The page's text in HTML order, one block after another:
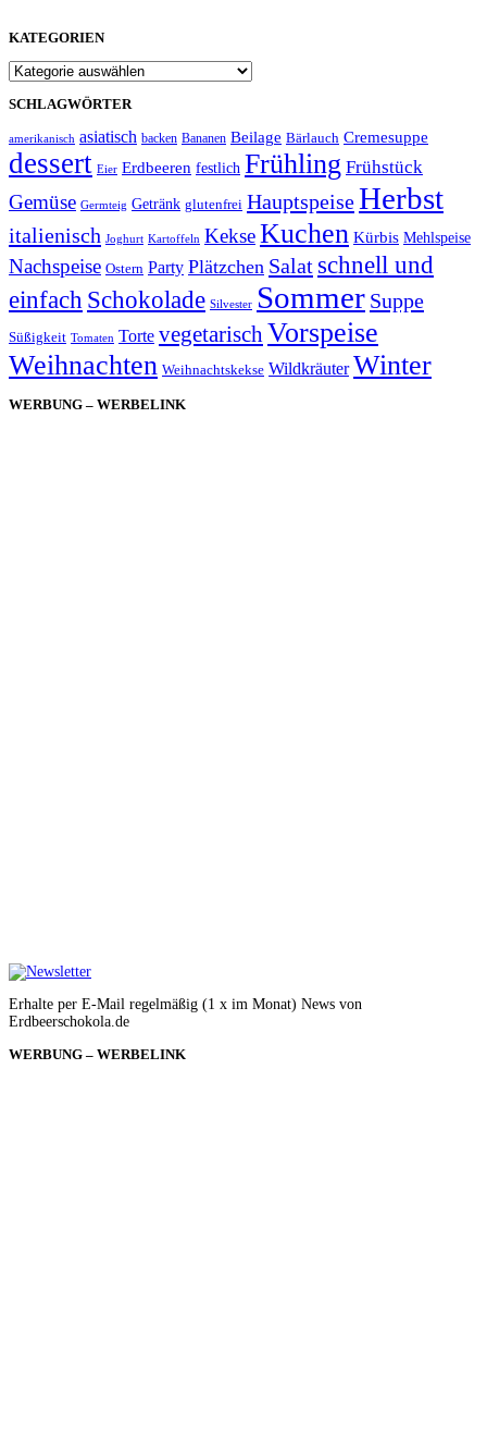
KATEGORIEN
Kategorien
SCHLAGWÖRTER
amerikanisch asiatisch backen Bananen Beilage Bärlauch Cremesuppe
dessert Eier Erdbeeren festlich Frühling Frühstück
Gemüse Germteig Getränk glutenfrei HauptspeiseHerbst
italienisch Joghurt Kartoffeln KekseKuchen Kürbis Mehlspeise
Nachspeise Ostern Party Plätzchen Salat schnell und
einfachSchokolade Silvester Sommer Suppe
Süßigkeit Tomaten Torte vegetarischVorspeise
Weihnachten Weihnachtskekse Wildkräuter Winter
WERBUNG – WERBELINK
Erhalte per E-Mail regelmäßig (1 x im Monat) News von
Erdbeerschokola.de
WERBUNG – WERBELINK